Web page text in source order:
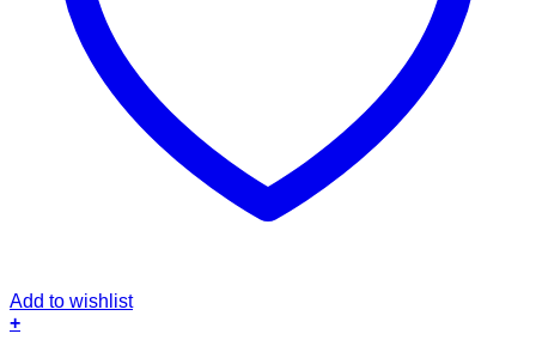
Add to wishlist
+